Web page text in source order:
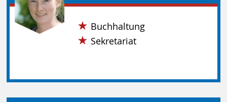
Buchhaltung
Sekretariat